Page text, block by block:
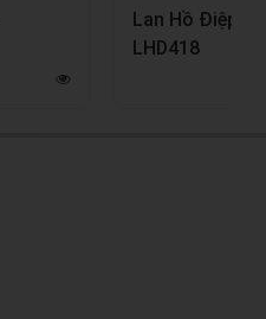
Lan Hồ Điệp
LHD418